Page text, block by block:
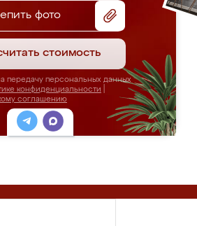
фото
стоимость
передачу персональных данных
конфиденциальности
соглашению